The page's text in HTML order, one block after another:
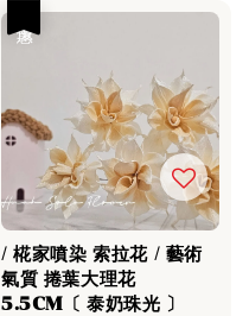
/ 椛家噴染 索拉花 / 藝術
氣質 捲葉大理花
5.5CM〔 泰奶珠光 〕